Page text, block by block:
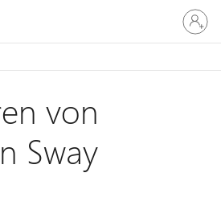
Bei
Ihrem
Konto
von
Sway